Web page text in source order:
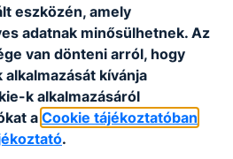
eszközén, amely
adatnak minősülhetnek. Az
van dönteni arról, hogy
kívánja
k alkalmazásáról
a Cookie tájékoztatóban
.